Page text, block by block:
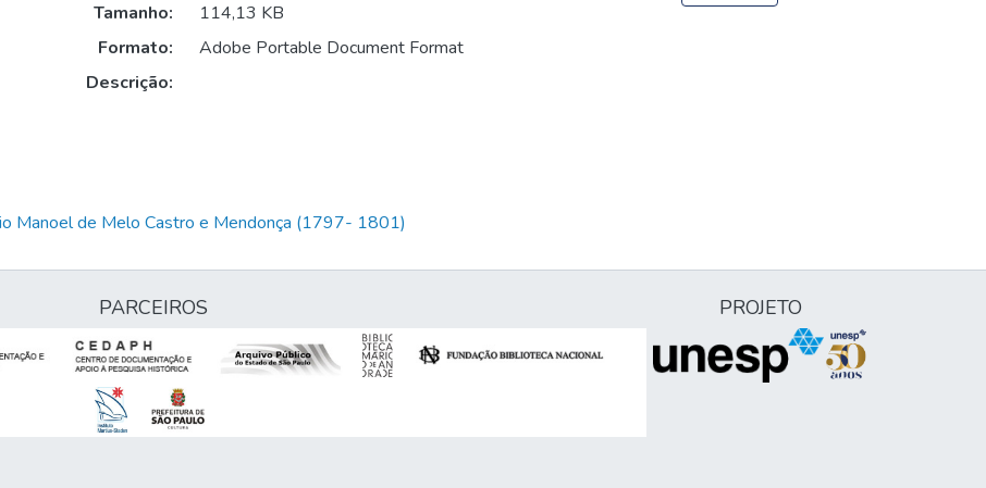
Tamanho:
114,13 KB
Formato:
Adobe Portable Document Format
Descrição:
Manoel de Melo Castro e Mendonça (1797- 1801)
PARCEIROS PROJETO